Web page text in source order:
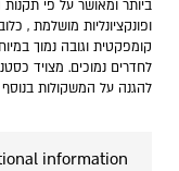
ביותר ומאושר על פי
ופונקציונליות מושלמת ,
להגנה על המשקולות בנוסף זוג ג'קאפס
information